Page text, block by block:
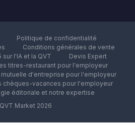
Politique de confidentialité
Conditions générales de vente
sur l'IA et la QVT
Devis Expert
titres-restaurant pour l'employeur
mutuelle d'entreprise pour l'employeur
chèques-vacances pour l'employeur
éditoriale et notre expertise
Market 2026